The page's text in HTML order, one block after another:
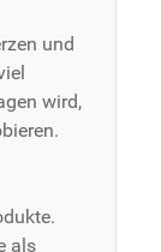
und
wird,
als